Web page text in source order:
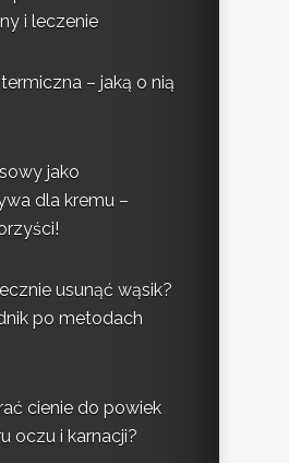
i leczenie
– jaką o nią
jako
dla kremu –
usunąć wąsik?
po metodach
cienie do powiek
oczu i karnacji?